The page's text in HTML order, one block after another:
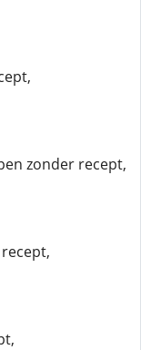
zonder recept,